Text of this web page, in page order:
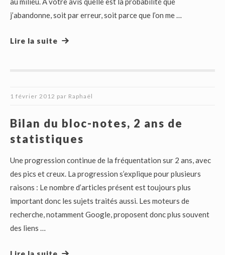
j’abandonne, soit par erreur, soit parce que l’on me …
Lire la suite
1 février 2012 par Raphaël
Bilan du bloc-notes, 2 ans de
statistiques
Une progression continue de la fréquentation sur 2 ans, avec
des pics et creux. La progression s’explique pour plusieurs
raisons : Le nombre d’articles présent est toujours plus
important donc les sujets traités aussi. Les moteurs de
recherche, notamment Google, proposent donc plus souvent
des liens …